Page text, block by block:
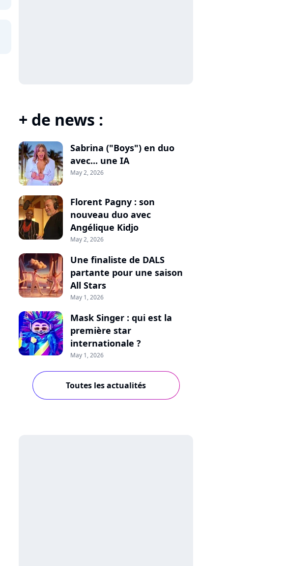
+ de news :
Sabrina ("Boys") en duo
avec... une IA
May 2, 2026
Florent Pagny : son
nouveau duo avec
Angélique Kidjo
May 2, 2026
Une finaliste de DALS
partante pour une saison
All Stars
May 1, 2026
Mask Singer : qui est la
première star
internationale ?
May 1, 2026
Toutes les actualités